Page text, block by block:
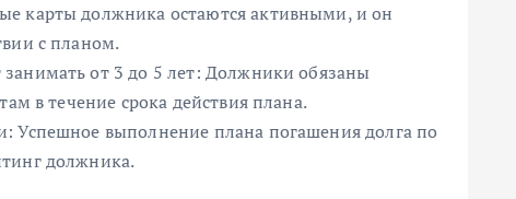
карты должника остаются активными, и он
с планом.
от 3 до 5 лет: Должники обязаны
в течение срока действия плана.
Успешное выполнение плана погашения долга по
должника.